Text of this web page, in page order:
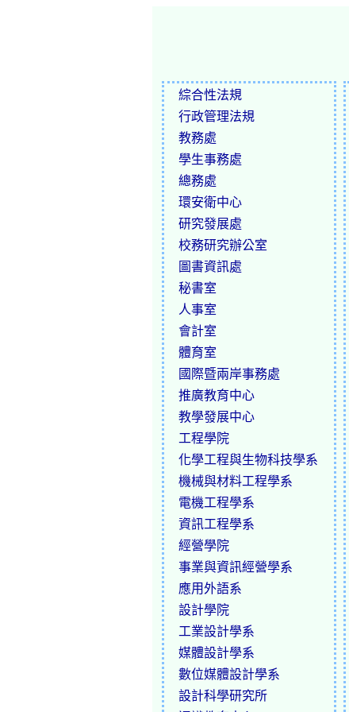
綜合性法規
行政管理法規
教務處
學生事務處
總務處
環安衛中心
研究發展處
校務研究辦公室
圖書資訊處
秘書室
人事室
會計室
體育室
國際暨兩岸事務處
推廣教育中心
教學發展中心
工程學院
化學工程與生物科技學系
機械與材料工程學系
電機工程學系
資訊工程學系
經營學院
事業與資訊經營學系
應用外語系
設計學院
工業設計學系
媒體設計學系
數位媒體設計學系
設計科學研究所